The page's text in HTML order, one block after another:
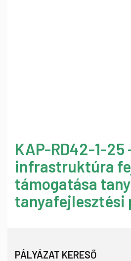
KAP-RD42-1-25
infrastruktúra
támogatása
tanyafejlesztési
PÁLYÁZAT KERESŐ